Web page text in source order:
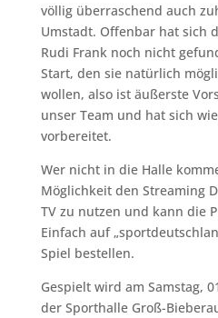
völlig überraschend auch
Umstadt. Offenbar hat sich
Rudi Frank noch nicht
Start, den sie natürlich
wollen, also ist äußerste
unser Team und hat sich
vorbereitet.
Wer nicht in die Halle
Möglichkeit den Streaming
TV zu nutzen und kann die
Einfach auf
Spiel bestellen.
Gespielt wird am Samstag,
der Sporthalle Groß-